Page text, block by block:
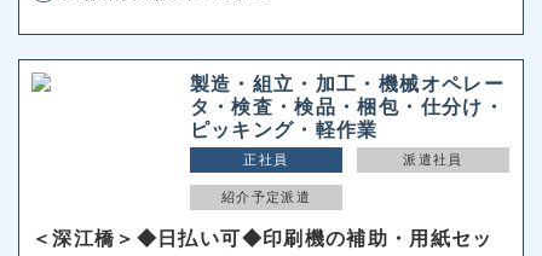
製造・組立・加工・機械オペレー
タ・検査・検品・梱包・仕分け・
ピッキング・軽作業
正社員 派遣社員
紹介予定派遣
＜深江橋＞◆日払い可◆印刷機の補助・用紙セッ